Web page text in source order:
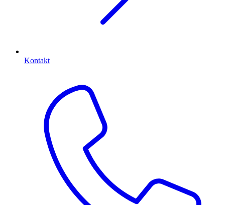
Kontakt